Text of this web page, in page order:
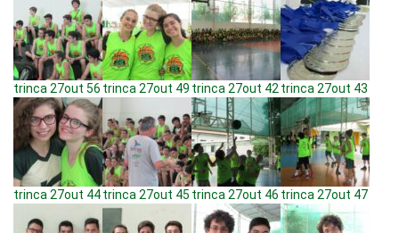
trinca 27out 56 trinca 27out 49 trinca 27out 42 trinca 27out 43
trinca 27out 44trinca 27out 45 trinca 27out 46 trinca 27out 47